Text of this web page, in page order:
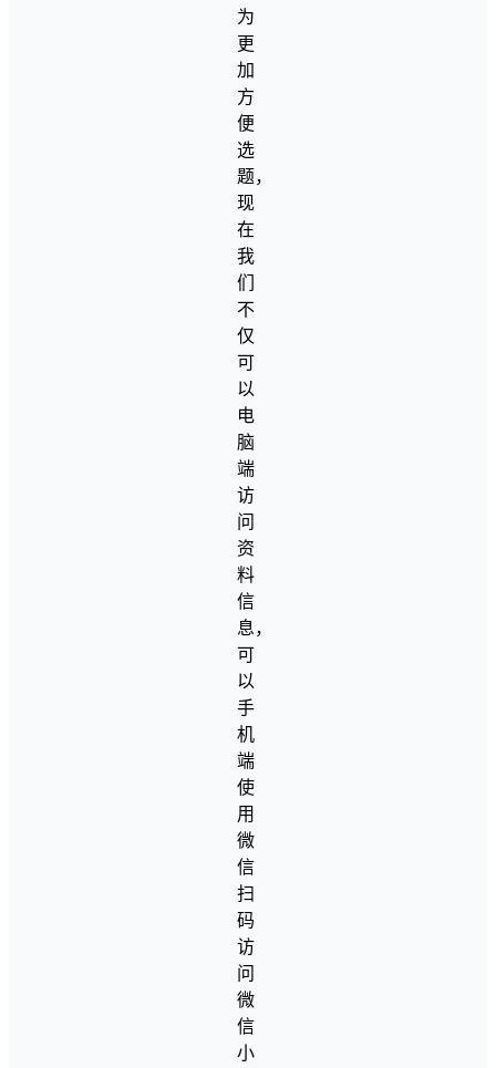
为
更
加
方
便
选
题，
现
在
我
们
不
仅
可
以
电
脑
端
访
问
资
料
信
息，
可
以
手
机
端
使
用
微
信
扫
码
访
问
微
信
小